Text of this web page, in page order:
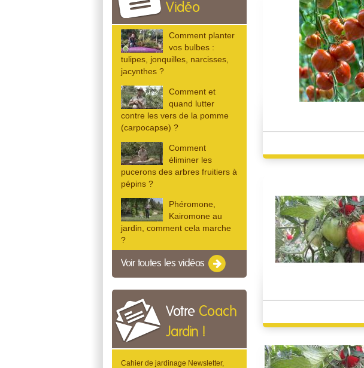
Vidéo
Comment planter
vos bulbes :
tulipes, jonquilles, narcisses,
jacynthes ?
Comment et
quand lutter
contre les vers de la pomme
(carpocapse) ?
Comment
éliminer les
pucerons des arbres fruitiers à
pépins ?
Phéromone,
Kairomone au
jardin, comment cela marche
?
Voir toutes les vidéos
Votre Coach
Jardin !
Cahier de jardinage Newsletter,